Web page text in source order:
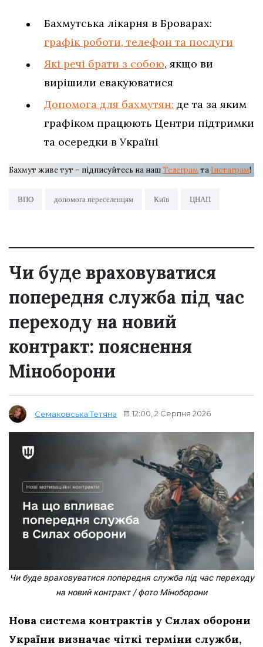
Бахмутська лікарня в Броварах:
графік роботи, телефон та послуги
Які речі брати з собою, якщо ви
вирішили евакуюватися
Допомога для бахмутян: де та за яким
графіком працюють Центри підтримки
та осередки в Україні
Бахмут живе тут – підписуйтесь на нашТелеграм та Інстаграм!
ВПО допомога переселенцям Київ ЦНАП
Чи буде враховуватися
попередня служба під час
переходу на новий
контракт: пояснення
Міноборони
Семаковська Тетяна 12:00, 2 Серпня 2026
Чи буде враховуватися попередня служба під час переходу
на новий контракт / фото Міноборони
Нова система контрактів у Силах оборони
України визначає чіткі терміни служби,